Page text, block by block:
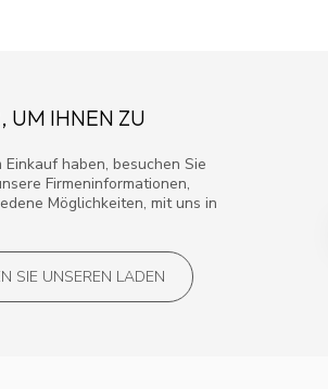
UM IHNEN ZU
haben, besuchen Sie
Firmeninformationen,
Möglichkeiten, mit uns in
SIE UNSEREN LADEN